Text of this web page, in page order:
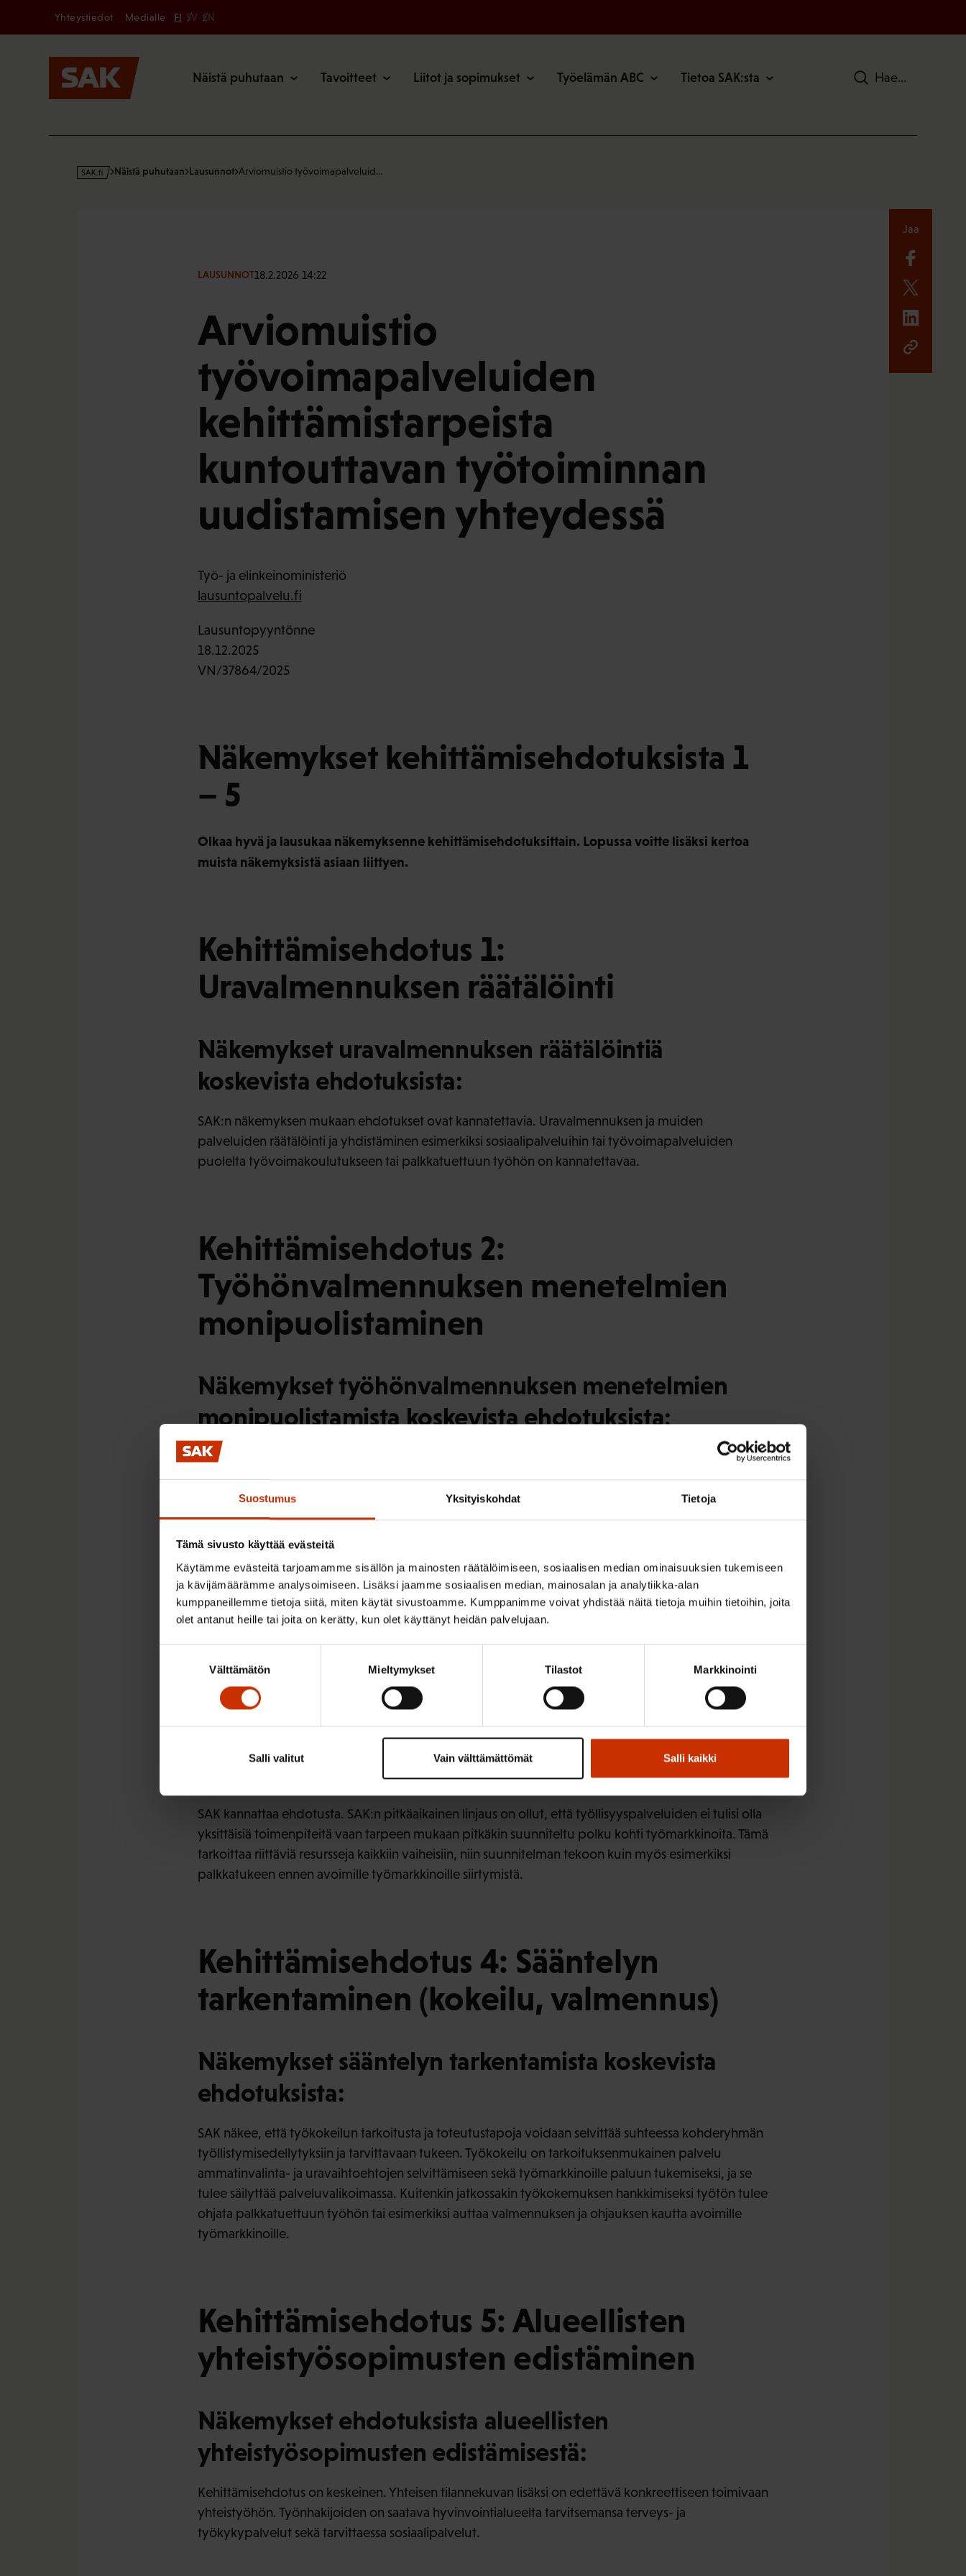
Suostumus Yksityiskohdat Tietoja
Tämä sivusto käyttää evästeitä
Käytämme evästeitä tarjoamamme sisällön ja mainosten räätälöimiseen, sosiaalisen median ominaisuuksien tukemiseen
ja kävijämäärämme analysoimiseen. Lisäksi jaamme sosiaalisen median, mainosalan ja analytiikka-alan
kumppaneillemme tietoja siitä, miten käytät sivustoamme. Kumppanimme voivat yhdistää näitä tietoja muihin tietoihin, joita
olet antanut heille tai joita on kerätty, kun olet käyttänyt heidän palvelujaan.
Välttämätön Mieltymykset Tilastot Markkinointi
Vain välttämättömät
Salli valitut Salli kaikki
Secondary
Yhteystiedot Medialle FI SV EN
Näistä puhutaan Tavoitteet Liitot ja sopimukset Työelämän ABC Tietoa SAK:sta Hae
s
Näistä puhutaan Lausunnot Arviomuistio työvoimapalveluid…
LAUSUNNOT18.2.2026 14:22
Arviomuistio
työvoimapalveluiden
kehittämistarpeista
kuntouttavan työtoiminnan
uudistamisen yhteydessä
Työ- ja elinkeinoministeriö
lausuntopalvelu.fi
Lausuntopyyntönne
18.12.2025
VN/37864/2025
Näkemykset kehittämisehdotuksista 1
– 5
Olkaa hyvä ja lausukaa näkemyksenne kehittämisehdotuksittain. Lopussa voitte lisäksi kertoa
muista näkemyksistä asiaan liittyen.
Kehittämisehdotus 1:
Uravalmennuksen räätälöinti
Näkemykset uravalmennuksen räätälöintiä
koskevista ehdotuksista:
SAK:n näkemyksen mukaan ehdotukset ovat kannatettavia. Uravalmennuksen ja muiden
palveluiden räätälöinti ja yhdistäminen esimerkiksi sosiaalipalveluihin tai työvoimapalveluiden
puolelta työvoimakoulutukseen tai palkkatuettuun työhön on kannatettavaa.
Kehittämisehdotus 2:
Työhönvalmennuksen menetelmien
monipuolistaminen
Näkemykset työhönvalmennuksen menetelmien
monipuolistamista koskevista ehdotuksista:
Ehdotukset ovat SAK:n näkemyksen mukaan kannatettavia. SAK huomauttaa, että IPS-menetelmä
perustuu osallistujan aitoon vapaaehtoisuuteen sekä sopivan palkkatyöpaikan löytymiseen
avoimilta työmarkkinoilta. Tämä pitää ottaa huomioon palvelua tarjottaessa ja palvelu vaatii
tarpeeksi isot taloudelliset resurssit.
Kehittämisehdotus 3:
Työllistymissuunnitelman
rakentaminen palvelukokonaisuudeksi
Näkemykset ehdotuksista
työllistymissuunnitelmasta palvelukokonaisuutena:
SAK kannattaa ehdotusta. SAK:n pitkäaikainen linjaus on ollut, että työllisyyspalveluiden ei tulisi olla
yksittäisiä toimenpiteitä vaan tarpeen mukaan pitkäkin suunniteltu polku kohti työmarkkinoita. Tämä
tarkoittaa riittäviä resursseja kaikkiin vaiheisiin, niin suunnitelman tekoon kuin myös esimerkiksi
palkkatukeen ennen avoimille työmarkkinoille siirtymistä.
Kehittämisehdotus 4: Sääntelyn
tarkentaminen (kokeilu, valmennus)
Näkemykset sääntelyn tarkentamista koskevista
ehdotuksista:
SAK näkee, että työkokeilun tarkoitusta ja toteutustapoja voidaan selvittää suhteessa kohderyhmän
työllistymisedellytyksiin ja tarvittavaan tukeen. Työkokeilu on tarkoituksenmukainen palvelu
ammatinvalinta- ja uravaihtoehtojen selvittämiseen sekä työmarkkinoille paluun tukemiseksi, ja se
tulee säilyttää palveluvalikoimassa. Kuitenkin jatkossakin työkokemuksen hankkimiseksi työtön tulee
ohjata palkkatuettuun työhön tai esimerkiksi auttaa valmennuksen ja ohjauksen kautta avoimille
työmarkkinoille.
Kehittämisehdotus 5: Alueellisten
yhteistyösopimusten edistäminen
Näkemykset ehdotuksista alueellisten
yhteistyösopimusten edistämisestä:
Kehittämisehdotus on keskeinen. Yhteisen tilannekuvan lisäksi on edettävä konkreettiseen toimivaan
yhteistyöhön. Työnhakijoiden on saatava hyvinvointialueelta tarvitsemansa terveys- ja
työkykypalvelut sekä tarvittaessa sosiaalipalvelut.
Jaa